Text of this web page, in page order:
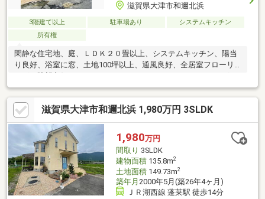
滋賀県大津市和邇北浜
3階建て以上 駐車場あり
システムキッチン
所有権
閑静な住宅地、庭、ＬＤＫ２０畳以上、システムキッチン、陽当
り良好、浴室に窓、土地100坪以上、通風良好、全居室フローリ
ーター、３階建以上、シューズインクローク、屋根裏収納■■お家
の事ならアフターホームにお任せください■■京都全域、大津市、
高島市を中心とした中心とした地域密着型の不動産業者です。・
新築・中古・土地・マンション・リフォーム・建築・別荘・田
畑・事業用地・店舗用地・住み替えの相談など、お気軽にご相談
下さい！！お家のことでお困りのことがあれば、ぜひアフターホ
ームへ！
滋賀県大津市和邇北浜 1,980万円 3SLDK
1,980万円
間取り 3SLDK
建物面積135.8m2
土地面積149.73m2
築年月 2000年5月(築26年4ヶ月)
ＪＲ湖西線 蓬莱駅 徒歩14分